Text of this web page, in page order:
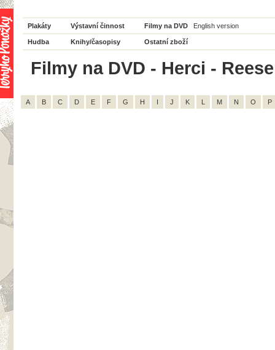
Plakáty Výstavní činnost Filmy na DVD English version
Hudba Knihy/časopisy Ostatní zboží
Filmy na DVD - Herci -
A B C D E F G H I J K L M N O P